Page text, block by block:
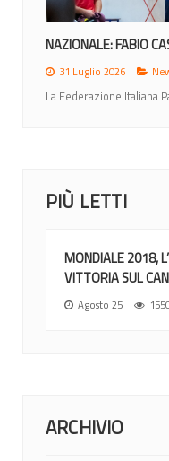
NAZIONALE: FABIO
31 Luglio 2026
La Federazione Italiana
PIÙ LETTI
MONDIALE 2018,
VITTORIA SUL
Agosto 25
ARCHIVIO